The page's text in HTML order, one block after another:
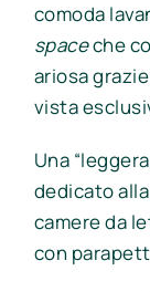
comoda
spaceche
ariosa
vista
Una
dedicato alla
camere da
con